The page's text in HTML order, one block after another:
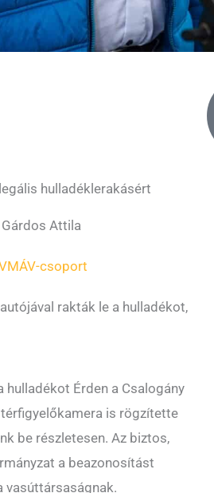
hulladéklerakásért
Gárdos Attila
MÁV-csoport
rakták le a hulladékot,
Érden a Csalogány
is rögzítette
be részletesen. Az biztos,
a beazonosítást
vasúttársaságnak.